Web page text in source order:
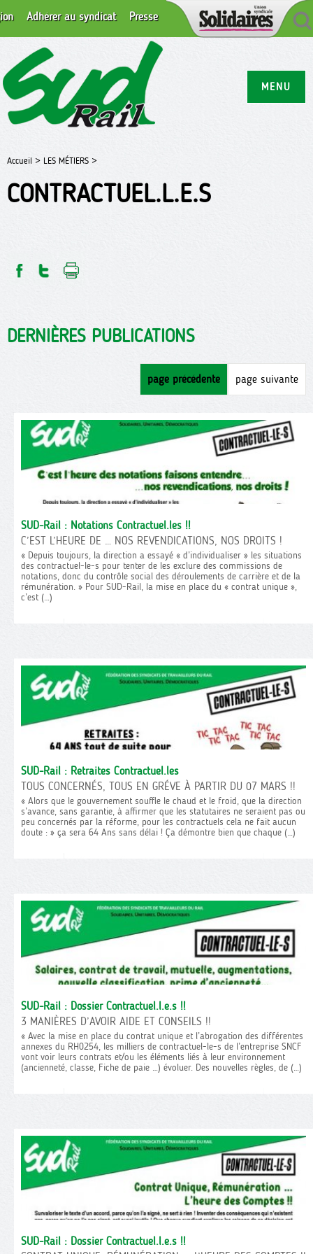
MENU
Adhérer au syndicat Presse
Accueil > LES MÉTIERS >
CONTRACTUEL.L.E.S
DERNIÈRES PUBLICATIONS
page précédente page suivante
SUD-Rail : Notations Contractuel.les !!
C’EST L’HEURE DE … NOS REVENDICATIONS, NOS DROITS !
« Depuis toujours, la direction a essayé « d’individualiser » les situations
des contractuel-le-s pour tenter de les exclure des commissions de
notations, donc du contrôle social des déroulements de carrière et de la
rémunération. » Pour SUD-Rail, la mise en place du « contrat unique »,
c’est (…)
SUD-Rail : Retraites Contractuel.les
TOUS CONCERNÉS, TOUS EN GRÉVE À PARTIR DU 07 MARS !!
« Alors que le gouvernement souffle le chaud et le froid, que la direction
s’avance, sans garantie, à affirmer que les statutaires ne seraient pas ou
peu concernés par la réforme, pour les contractuels cela ne fait aucun
doute : » ça sera 64 Ans sans délai ! Ça démontre bien que chaque (…)
SUD-Rail : Dossier Contractuel.l.e.s !!
3 MANIÈRES D’AVOIR AIDE ET CONSEILS !!
« Avec la mise en place du contrat unique et l’abrogation des différentes
annexes du RH0254, les milliers de contractuel-le-s de l’entreprise SNCF
vont voir leurs contrats et/ou les éléments liés à leur environnement
(ancienneté, classe, Fiche de paie …) évoluer. Des nouvelles règles, de (…)
SUD-Rail : Dossier Contractuel.l.e.s !!